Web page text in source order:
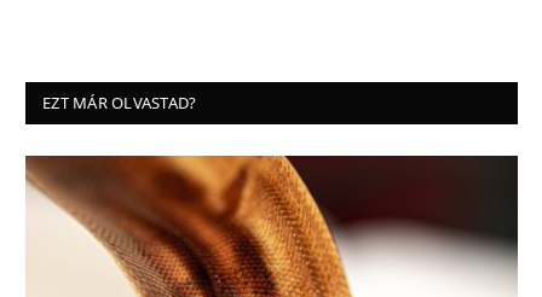
EZT MÁR OLVASTAD?